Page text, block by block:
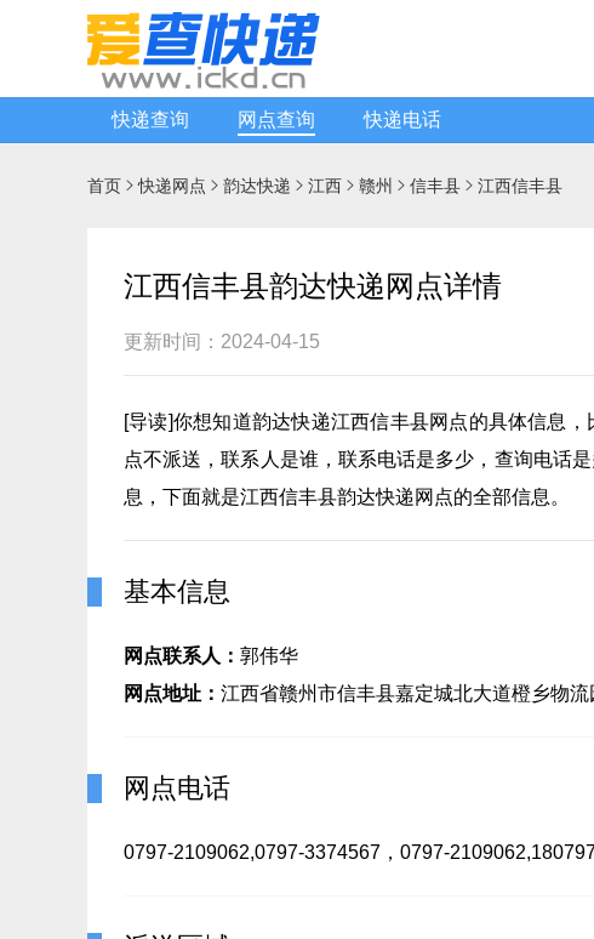
快递查询 网点查询 快递电话
首页 快递网点  韵达快递  江西  赣州  信丰县  江西信丰县
江西信丰县韵达快递网点详情
更新时间：2024-04-15
[导读]你想知道韵达快递江西信丰县网点的具体信息，
点不派送，联系人是谁，联系电话是多少，查询电话
息，下面就是江西信丰县韵达快递网点的全部信息。
基本信息
网点联系人： 郭伟华
网点地址： 江西省赣州市信丰县嘉定城北大道橙乡物流
网点电话
0797-2109062,0797-3374567，0797-